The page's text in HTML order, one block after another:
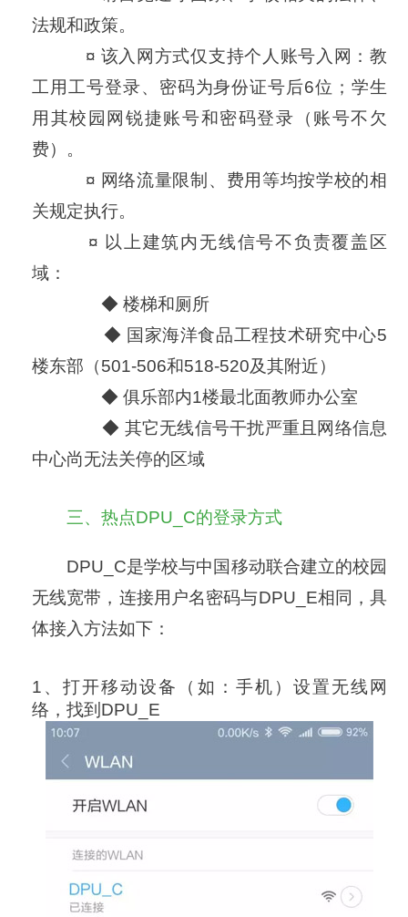
法规和政策。
¤ 该入网方式仅支持个人账号入网：教
工用工号登录、密码为身份证号后6位；学生
用其校园网锐捷账号和密码登录（账号不欠
费）。
¤ 网络流量限制、费用等均按学校的相
关规定执行。
¤ 以上建筑内无线信号不负责覆盖区
域：
◆ 楼梯和厕所
◆ 国家海洋食品工程技术研究中心5
楼东部（501-506和518-520及其附近）
◆ 俱乐部内1楼最北面教师办公室
◆ 其它无线信号干扰严重且网络信息
中心尚无法关停的区域
三、热点DPU_C的登录方式
DPU_C是学校与中国移动联合建立的校园
无线宽带，连接用户名密码与DPU_E相同，具
体接入方法如下：
1、打开移动设备（如：手机）设置无线网
络，找到DPU_E